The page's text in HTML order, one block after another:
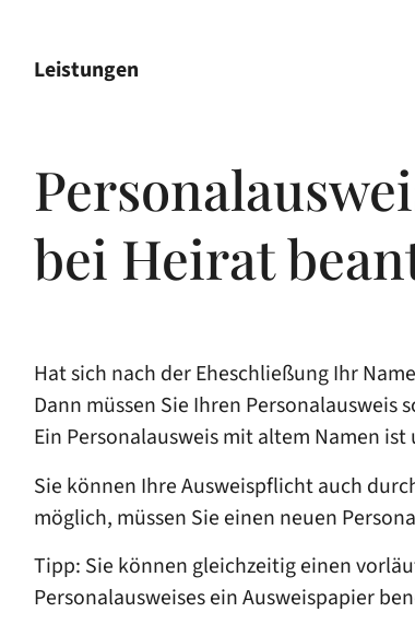
Leistungen
bei Heirat
Hat sich nach der Eheschließung Ihr
Dann müssen Sie Ihren
Ein Personalausweis mit altem Namen
Sie können Ihre Ausweispflicht auch
möglich, müssen Sie einen neuen
Tipp: Sie können gleichzeitig einen
Personalausweises ein Ausweispapier